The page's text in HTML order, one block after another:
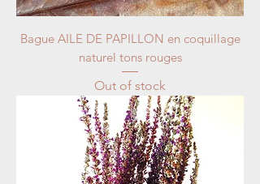
Bague AILE DE PAPILLON en coquillage
naturel tons rouges
Out of stock